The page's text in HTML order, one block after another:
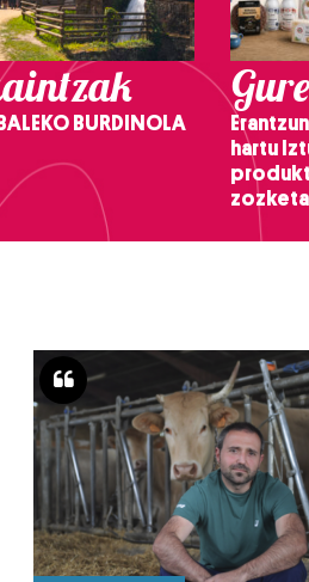
BURDINOLA
hartu